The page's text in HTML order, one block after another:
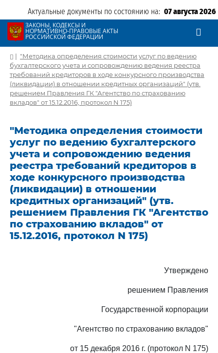
Актуальные документы по состоянию на: 07 августа 2026
ЗАКОНЫ, КОДЕКСЫ И
НОРМАТИВНО-ПРАВОВЫЕ АКТЫ
РОССИЙСКОЙ ФЕДЕРАЦИИ
| "Методика определения стоимости услуг по ведению
бухгалтерского учета и сопровождению ведения реестра
требований кредиторов в ходе конкурсного производства
(ликвидации) в отношении кредитных организаций" (утв.
решением Правления ГК "Агентство по страхованию
вкладов" от 15.12.2016, протокол N 175)
"Методика определения стоимости
услуг по ведению бухгалтерского
учета и сопровождению ведения
реестра требований кредиторов в
ходе конкурсного производства
(ликвидации) в отношении
кредитных организаций" (утв.
решением Правления ГК "Агентство
по страхованию вкладов" от
15.12.2016, протокол N 175)
Утверждено
решением Правления
Государственной корпорации
"Агентство по страхованию вкладов"
от 15 декабря 2016 г. (протокол N 175)